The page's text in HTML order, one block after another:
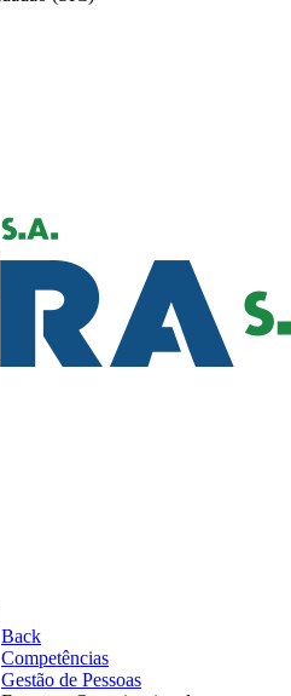
Back
Competências
Gestão de Pessoas